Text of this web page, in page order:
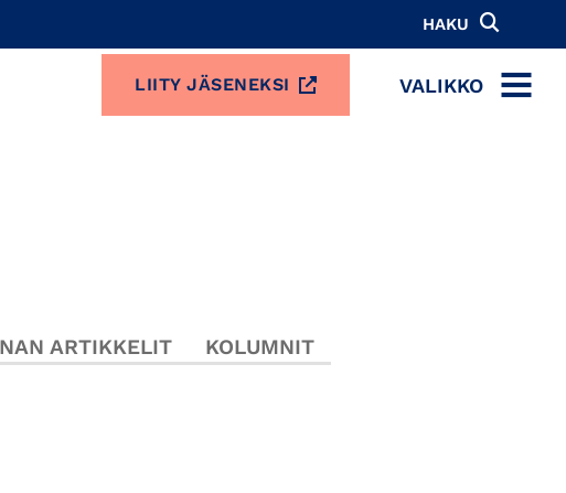
HAKU
LIITY JÄSENEKSI VALIKKO
MENU
ARTIKKELIT
KOLUMNIT